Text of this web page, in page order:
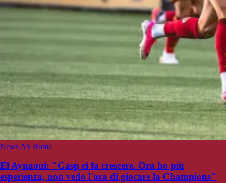
News AS Roma
El Aynaoui: "Gasp ci fa crescere. Ora ho più
esperienza, non vedo l'ora di giocare la Champions"